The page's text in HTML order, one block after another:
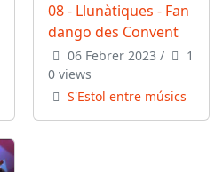
08 - Llunàtiques - Fan
dango des Convent
06 Febrer 2023 /
1
0 views
S'Estol entre músics